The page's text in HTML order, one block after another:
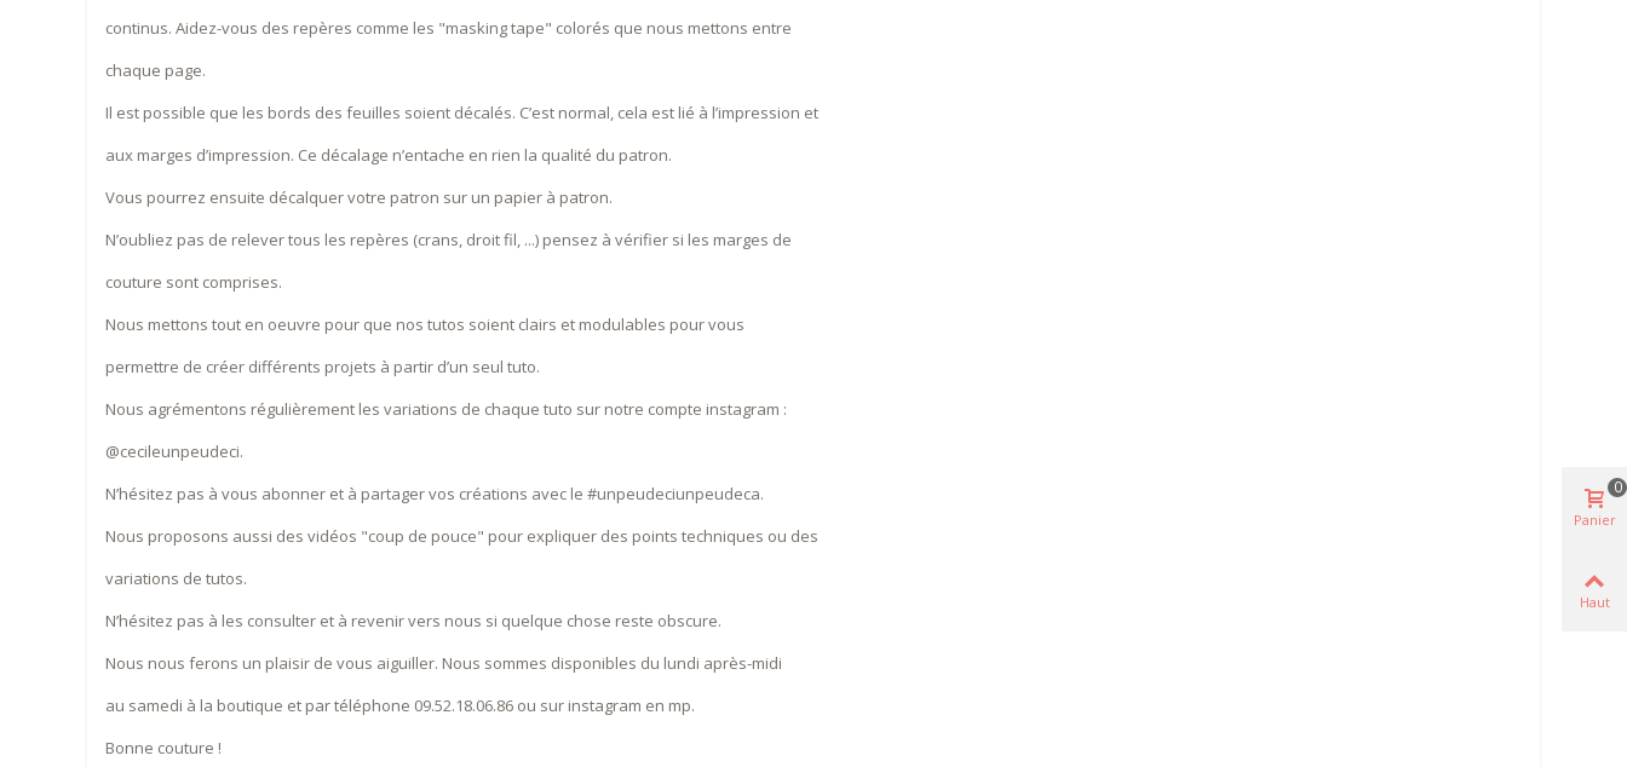
continus. Aidez-vous des repères comme les "masking tape" colorés que nous mettons entre
chaque page.
Il est possible que les bords des feuilles soient décalés. C’est normal, cela est lié à l’impression et
aux marges d’impression. Ce décalage n’entache en rien la qualité du patron.
Vous pourrez ensuite décalquer votre patron sur un papier à patron.
N’oubliez pas de relever tous les repères (crans, droit fil, ...) pensez à vérifier si les marges de
couture sont comprises.
Nous mettons tout en oeuvre pour que nos tutos soient clairs et modulables pour vous
permettre de créer différents projets à partir d’un seul tuto.
Nous agrémentons régulièrement les variations de chaque tuto sur notre compte instagram :
@cecileunpeudeci.
N’hésitez pas à vous abonner et à partager vos créations avec le #unpeudeciunpeudeca.
Nous proposons aussi des vidéos "coup de pouce" pour expliquer des points techniques ou des
variations de tutos.
N’hésitez pas à les consulter et à revenir vers nous si quelque chose reste obscure.
Nous nous ferons un plaisir de vous aiguiller. Nous sommes disponibles du lundi après-midi
au samedi à la boutique et par téléphone 09.52.18.06.86 ou sur instagram en mp.
Bonne couture !
Panier
0
Haut